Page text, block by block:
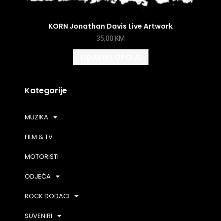
Kategorije
MUZIKA
FILM & TV
MOTORISTI
ODJEĆA
ROCK DODACI
SUVENIRI
KORN Jonathan Davis Live Artwork
35,00 KM